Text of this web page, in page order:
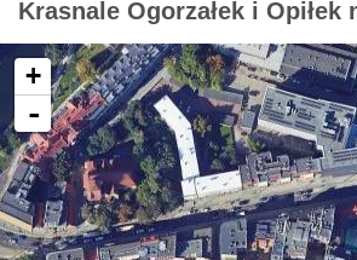
Krasnale Ogorzałek i Opiłek
+
-